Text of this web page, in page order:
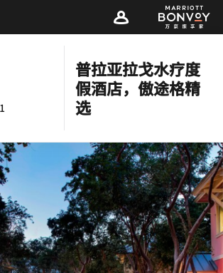
普拉亚拉戈水疗度
假酒店，傲途格精
选